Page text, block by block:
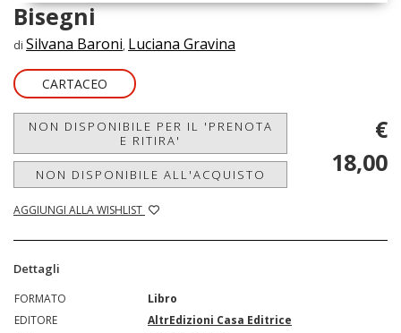
Bisegni
di Silvana Baroni, Luciana Gravina
CARTACEO
NON DISPONIBILE PER IL 'PRENOTA
E RITIRA'
NON DISPONIBILE ALL'ACQUISTO
AGGIUNGI ALLA WISHLIST
€
18,00
Dettagli
FORMATO
Libro
EDITORE
AltrEdizioni Casa Editrice